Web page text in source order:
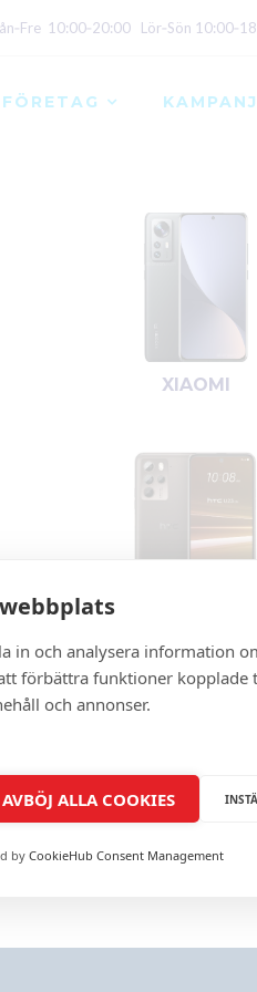
10:00‑20:00 Lör‑Sön
FÖRETAG
XIAOMI
MOTOROLA
in och analysera information
förbättra funktioner kopplade
och annonser.
AVBÖJ ALLA COOKIES
byCookieHub Consent Management